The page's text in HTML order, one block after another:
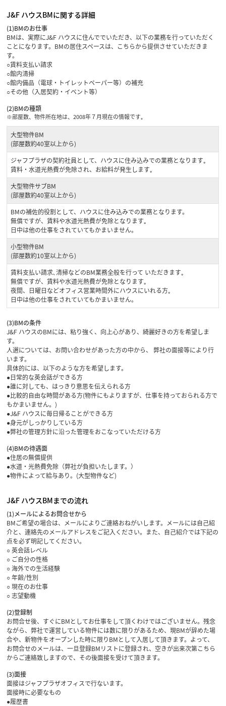
J&F ハウスBMに関する詳細
(1)BMのお仕事
BMは、実際にJ&F ハウスに住んででいただき、以下の業務を行っていただく
ことになります。BMの居住スペースは、こちらから提供させていただきま
す。
○賃料支払い請求
○館内清掃
○館内備品（電球・トイレットペーパー等）の補充
○その他（入居契約・イベント等）
(2)BMの種類
※部屋数、物件所在地は、2008年７月現在の情報です｡
大型物件BM
(部屋数約40室以上から)
ジャフプラザの契約社員として、ハウスに住み込みでの業務となります｡
賃料・水道光熱費が免除され、お給料が発生します｡
大型物件サブBM
(部屋数約40室以上から)
BMの補佐的役割として、ハウスに住み込みでの業務となります。
無償ですが、賃料や水道光熱費が免除となります｡
日中は他の仕事をされていてもかまいません。
小型物件BM
(部屋数約10室以上から)
賃料支払い請求､清掃などのBM業務全般を行って いただきます｡
無償ですが、賃料や水道光熱費が免除となります｡
夜間、日曜日などオフィス営業時間外にハウスにいれる方｡
日中は他の仕事をされていてもかまいません。
(3)BMの条件
J&F ハウスのBMには、粘り強く、向上心があり、綺麗好きの方を希望しま
す。
人選については、お問い合わせがあった方の中から、 弊社の面接等により行
います。
具体的には、以下のような方を希望します。
●日常的な英会話ができる方
●誰に対しても、はっきり意思を伝えられる方
●比較的自由な時間がある方(物件にもよりますが、仕事を持っておられる方で
もかまいません。)
●J&F ハウスに毎日帰ることができる方
●身元がしっかりしている方
●弊社の管理方針に沿った管理をおこなっていただける方
(4)BMの待遇面
●住居の無償提供
●水道・光熱費免除（弊社が負担いたします。）
●物件によって給与あり。(大型物件など)
J&F ハウスBMまでの流れ
(1)メールによるお問合せから
BMご希望の場合は、メールによりご連絡おねがいします。メールには自己紹
介と、連絡先のメールアドレスをご記入ください。また、自己紹介では下記の
点を必ず明記してください。
○ 英会話レベル
○ ご自分の性格
○ 海外での生活経験
○ 年齢/性別
○ 現在のお仕事
○ 志望動機
(2)登録制
お問合せ後、すぐにBMとしてお仕事をして頂くわけではございません。残念
ながら、弊社で運営している物件には数に限りがあるため、現BMが辞めた場
合や、新物件をオープンした時に限りBMとして入居して頂きます。よって、
お問合せのメールは、一旦登録BMリストに登録され、空きが出来次第こちら
からご連絡致しますので、その後面接を受けて頂きます。
(3)面接
面接はジャフプラザオフィスで行ないます。
面接時に必要なもの
●履歴書